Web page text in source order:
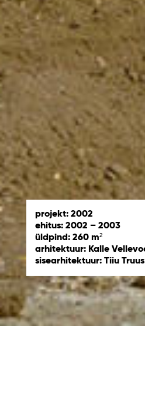
projekt: 2002
ehitus: 2002 – 2003
üldpind: 260 m²
arhitektuur: Kalle
sisearhitektuur: Tiiu Truus